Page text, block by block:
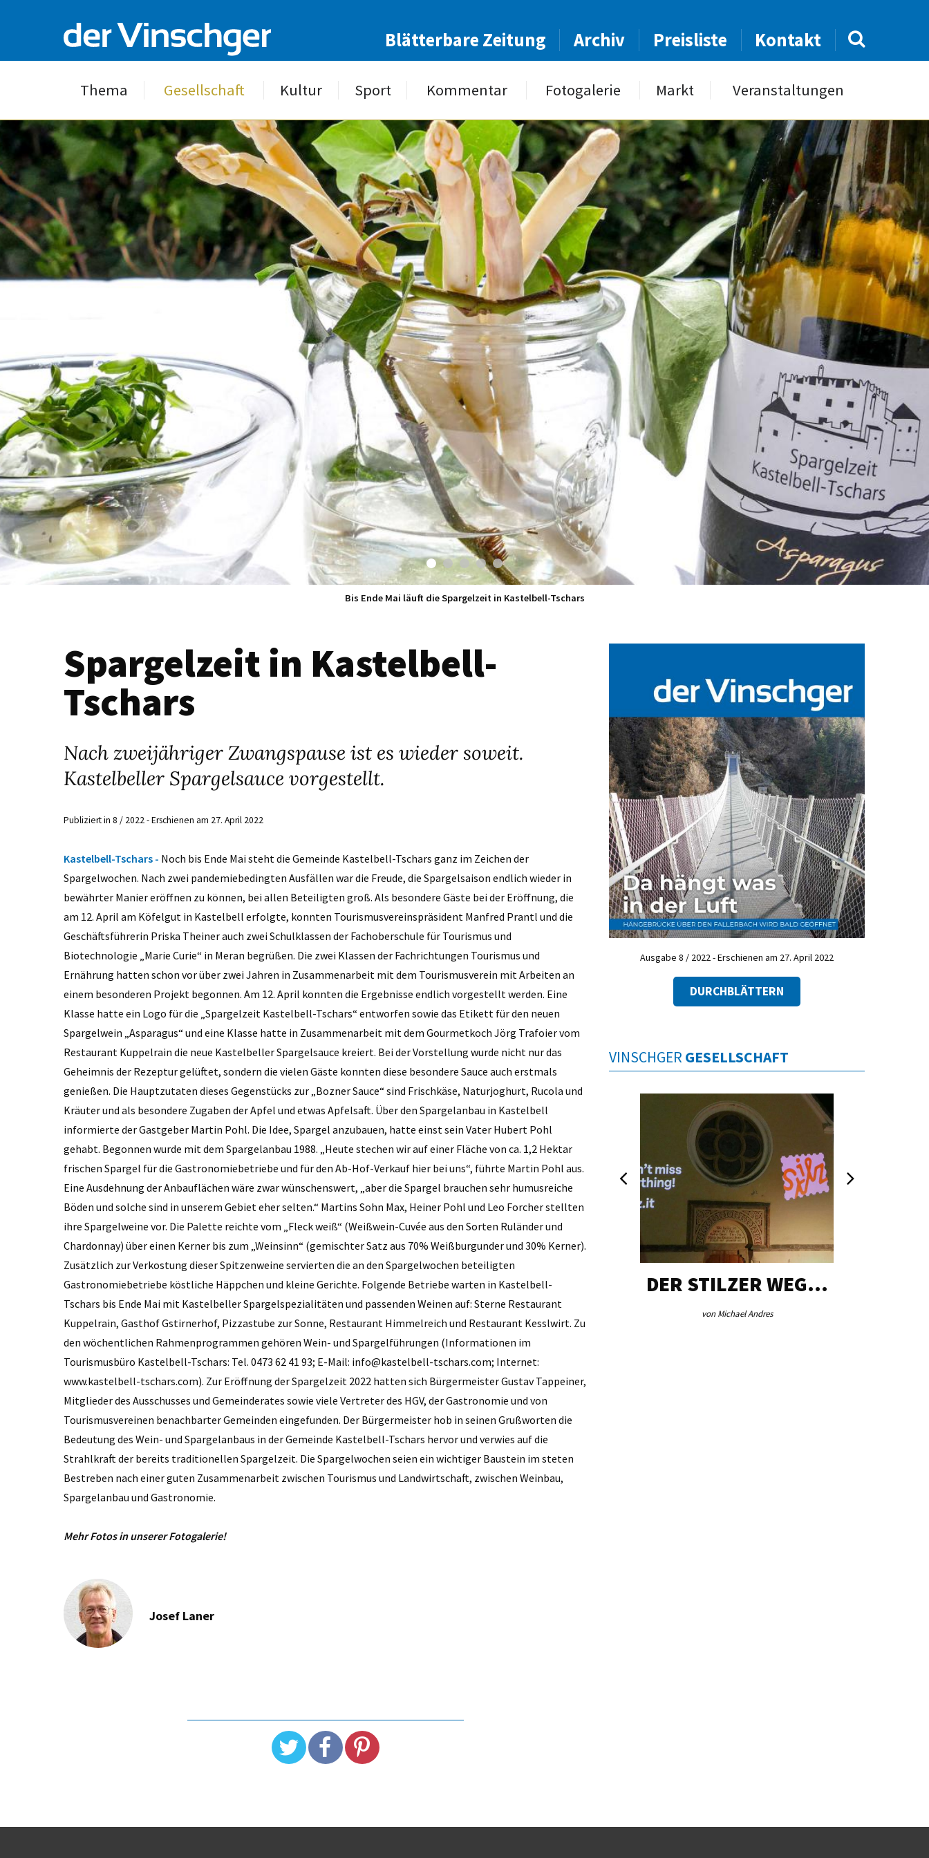
Blätterbare Zeitung Archiv Preisliste Kontakt
Thema Gesellschaft Kultur Sport Kommentar Fotogalerie Markt Veranstaltungen
Bis Ende Mai läuft die Spargelzeit in Kastelbell-Tschars
Spargelzeit in Kastelbell-
Tschars
Nach zweijähriger Zwangspause ist es wieder soweit.
Kastelbeller Spargelsauce vorgestellt.
Publiziert in 8 / 2022 - Erschienen am 27. April 2022
Kastelbell-Tschars - Noch bis Ende Mai steht die Gemeinde Kastelbell-Tschars ganz im Zeichen der
Spargelwochen. Nach zwei pandemiebedingten Ausfällen war die Freude, die Spargelsaison endlich wieder in
bewährter Manier eröffnen zu können, bei allen Beteiligten groß. Als besondere Gäste bei der Eröffnung, die
am 12. April am Köfelgut in Kastelbell erfolgte, konnten Tourismusvereinspräsident Manfred Prantl und die
Geschäftsführerin Priska Theiner auch zwei Schulklassen der Fachoberschule für Tourismus und
Biotechnologie „Marie Curie“ in Meran begrüßen. Die zwei Klassen der Fachrichtungen Tourismus und
Ernährung hatten schon vor über zwei Jahren in Zusammenarbeit mit dem Tourismusverein mit Arbeiten an
einem besonderen Projekt begonnen. Am 12. April konnten die Ergebnisse endlich vorgestellt werden. Eine
Klasse hatte ein Logo für die „Spargelzeit Kastelbell-Tschars“ entworfen sowie das Etikett für den neuen
Spargelwein „Asparagus“ und eine Klasse hatte in Zusammenarbeit mit dem Gourmetkoch Jörg Trafoier vom
Restaurant Kuppelrain die neue Kastelbeller Spargelsauce kreiert. Bei der Vorstellung wurde nicht nur das
Geheimnis der Rezeptur gelüftet, sondern die vielen Gäste konnten diese besondere Sauce auch erstmals
genießen. Die Hauptzutaten dieses Gegenstücks zur „Bozner Sauce“ sind Frischkäse, Naturjoghurt, Rucola und
Kräuter und als besondere Zugaben der Apfel und etwas Apfelsaft. Über den Spargelanbau in Kastelbell
informierte der Gastgeber Martin Pohl. Die Idee, Spargel anzubauen, hatte einst sein Vater Hubert Pohl
gehabt. Begonnen wurde mit dem Spargelanbau 1988. „Heute stechen wir auf einer Fläche von ca. 1,2 Hektar
frischen Spargel für die Gastronomiebetriebe und für den Ab-Hof-Verkauf hier bei uns“, führte Martin Pohl aus.
Eine Ausdehnung der Anbauflächen wäre zwar wünschenswert, „aber die Spargel brauchen sehr humusreiche
Böden und solche sind in unserem Gebiet eher selten.“ Martins Sohn Max, Heiner Pohl und Leo Forcher stellten
ihre Spargelweine vor. Die Palette reichte vom „Fleck weiß“ (Weißwein-Cuvée aus den Sorten Ruländer und
Chardonnay) über einen Kerner bis zum „Weinsinn“ (gemischter Satz aus 70% Weißburgunder und 30% Kerner).
Zusätzlich zur Verkostung dieser Spitzenweine servierten die an den Spargelwochen beteiligten
Gastronomiebetriebe köstliche Häppchen und kleine Gerichte. Folgende Betriebe warten in Kastelbell-
Tschars bis Ende Mai mit Kastelbeller Spargelspezialitäten und passenden Weinen auf: Sterne Restaurant
Kuppelrain, Gasthof Gstirnerhof, Pizzastube zur Sonne, Restaurant Himmelreich und Restaurant Kesslwirt. Zu
den wöchentlichen Rahmenprogrammen gehören Wein- und Spargelführungen (Informationen im
Tourismusbüro Kastelbell-Tschars: Tel. 0473 62 41 93; E-Mail: info@kastelbell-tschars.com; Internet:
www.kastelbell-tschars.com). Zur Eröffnung der Spargelzeit 2022 hatten sich Bürgermeister Gustav Tappeiner,
Mitglieder des Ausschusses und Gemeinderates sowie viele Vertreter des HGV, der Gastronomie und von
Tourismusvereinen benachbarter Gemeinden eingefunden. Der Bürgermeister hob in seinen Grußworten die
Bedeutung des Wein- und Spargelanbaus in der Gemeinde Kastelbell-Tschars hervor und verwies auf die
Strahlkraft der bereits traditionellen Spargelzeit. Die Spargelwochen seien ein wichtiger Baustein im steten
Bestreben nach einer guten Zusammenarbeit zwischen Tourismus und Landwirtschaft, zwischen Weinbau,
Spargelanbau und Gastronomie.
Mehr Fotos in unserer Fotogalerie!
Josef Laner
Ausgabe 8 / 2022 - Erschienen am 27. April 2022
DURCHBLÄTTERN
VINSCHGER GESELLSCHAFT
DER STILZER WEG…
von Michael Andres